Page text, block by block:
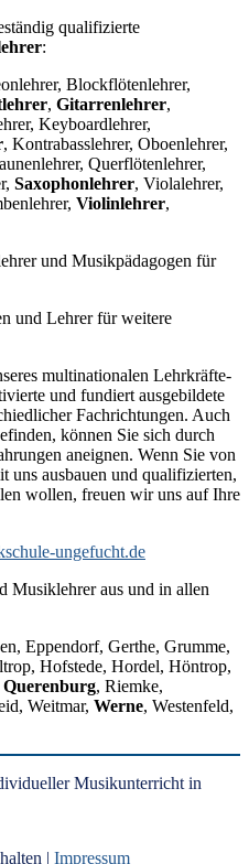
qualifizierte
:
Blockflötenlehrer,
, Gitarrenlehrer,
Keyboardlehrer,
, Kontrabasslehrer, Oboenlehrer,
Querflötenlehrer,
Saxophonlehrer, Violalehrer,
Violinlehrer,
und Musikpädagogen für
und Lehrer für weitere
multinationalen Lehrkräfte-
und fundiert ausgebildete
Fachrichtungen. Auch
können Sie sich durch
aneignen. Wenn Sie von
uns ausbauen und qualifizierten,
wollen, freuen wir uns auf Ihre
ungefucht.de
Musiklehrer aus und in allen
Eppendorf, Gerthe, Grumme,
Hofstede, Hordel, Höntrop,
Querenburg, Riemke,
Weitmar, Werne, Westenfeld,
Musikunterricht in
| Impressum